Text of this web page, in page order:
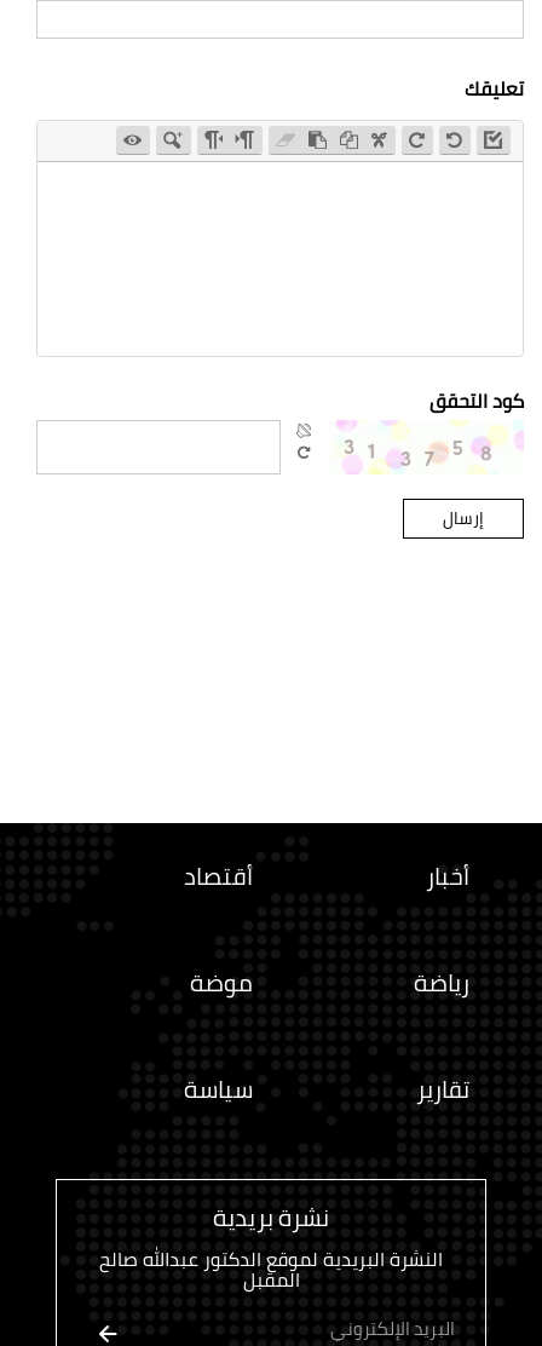
تعليقك
كود التحقق
أخبار أقتصاد
رياضة موضة
تقارير سياسة
نشرة بريدية
النشرة البريدية لموقع الدكتور عبدالله صالح
المقبل